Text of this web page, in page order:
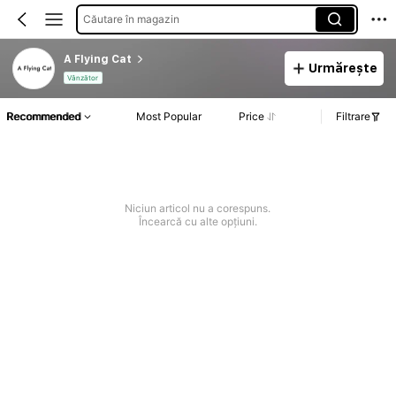
Căutare în magazin
A Flying Cat
Vânzător
Urmărește
Recommended Most Popular Price Filtrare
Niciun articol nu a corespuns.
Încearcă cu alte opțiuni.